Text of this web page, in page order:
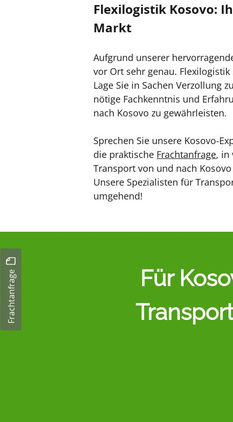
Frachtanfrage
Flexilogistik Kosovo:
Markt
Aufgrund unserer
vor Ort sehr genau.
Lage Sie in Sachen Verzollung
nötige Fachkenntnis und
nach Kosovo zu gewährleisten.
Sprechen Sie unsere Kosovo-
die praktische Frachtanfrage, in
Transport von und nach
Unsere Spezialisten für
umgehend!
Für